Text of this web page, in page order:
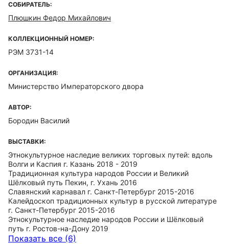
СОБИРАТЕЛЬ:
Плюшкин Федор Михайлович
КОЛЛЕКЦИОННЫЙ НОМЕР:
РЭМ 3731-14
ОРГАНИЗАЦИЯ:
Министерство Императорского двора
АВТОР:
Бородин Василий
ВЫСТАВКИ:
Этнокультурное наследие великих торговых путей: вдоль
Волги и Каспия г. Казань 2018 - 2019
Традиционная культура народов России и Великий
Шёлковый путь Пекин, г. Ухань 2016
Славянский карнавал г. Санкт-Петербург 2015-2016
Калейдоскоп традиционных культур в русской литературе
г. Санкт-Петербург 2015-2016
Этнокультурное наследие народов России и Шёлковый
путь г. Ростов-на-Дону 2019
Показать все (6)